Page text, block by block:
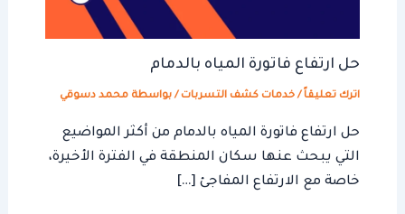
حل ارتفاع فاتورة المياه بالدمام
اترك تعليقاً /خدمات كشف التسربات/ بواسطة محمد دسوقي
حل ارتفاع فاتورة المياه بالدمام من أكثر المواضيع
التي يبحث عنها سكان المنطقة في الفترة الأخيرة،
خاصة مع الارتفاع المفاجئ […]